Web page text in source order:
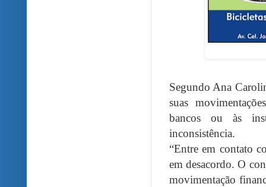
Segundo Ana
suas
bancos ou às
inconsistência.
“Entre em contato
em desacordo. O
movimentação